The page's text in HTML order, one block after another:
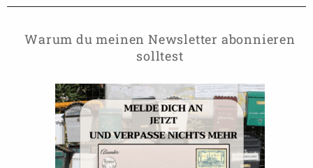
Warum du meinen Newsletter abonnieren
solltest